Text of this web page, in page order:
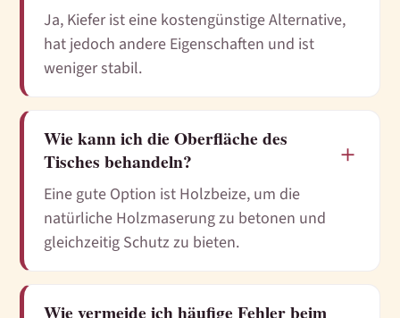
Ja, Kiefer ist eine kostengünstige Alternative,
hat jedoch andere Eigenschaften und ist
weniger stabil.
Wie kann ich die Oberfläche des
Tisches behandeln?
＋
Eine gute Option ist Holzbeize, um die
natürliche Holzmaserung zu betonen und
gleichzeitig Schutz zu bieten.
Wie vermeide ich häufige Fehler beim